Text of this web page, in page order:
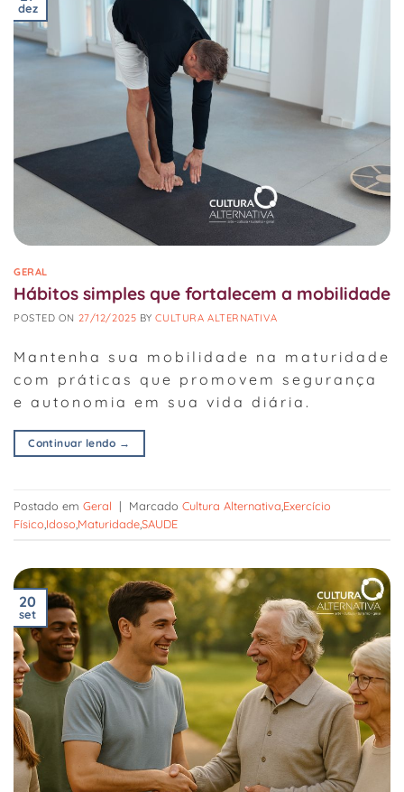
dez
GERAL
Hábitos simples que fortalecem a mobilidade
POSTED ON 27/12/2025 BYCULTURA ALTERNATIVA
Mantenha sua mobilidade na maturidade
com práticas que promovem segurança
e autonomia em sua vida diária.
Continuar lendo →
Postado em Geral | Marcado Cultura Alternativa Exercício
Físico Idoso MaturidadeSAUDE
20
set